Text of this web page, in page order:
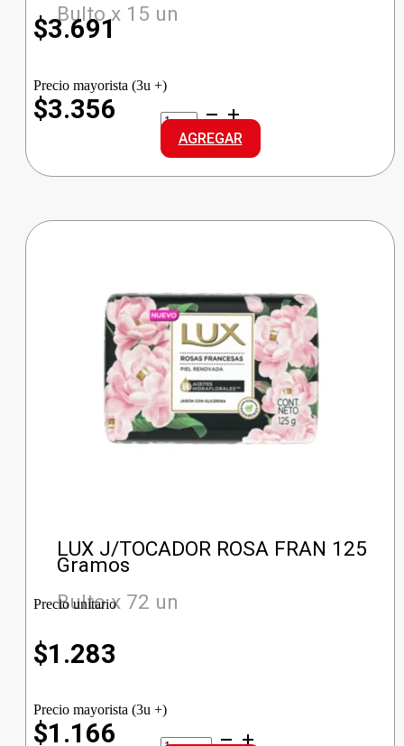
Bulto x 15 un
$3.691
Precio mayorista (3u +)
$3.356
NOSOTRAS
TOALLA
DELGADA
SUAVE
cantidad
AGREGAR
LUX J/TOCADOR ROSA FRAN 125
Gramos
Bulto x 72 un
Precio unitario
$1.283
Precio mayorista (3u +)
$1.166
LUX